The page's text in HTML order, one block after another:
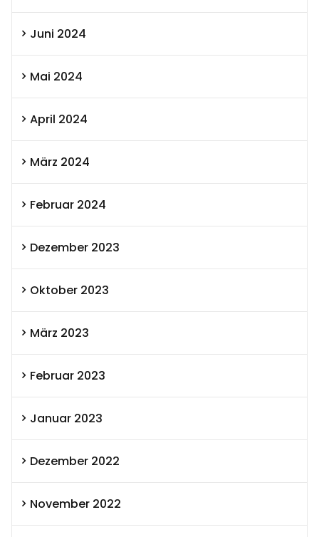
Juni 2024
Mai 2024
April 2024
März 2024
Februar 2024
Dezember 2023
Oktober 2023
März 2023
Februar 2023
Januar 2023
Dezember 2022
November 2022